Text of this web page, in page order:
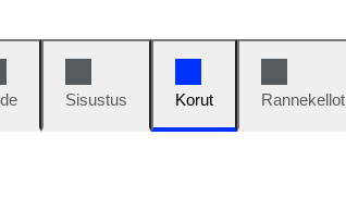
Sisustus Korut Rannekellot